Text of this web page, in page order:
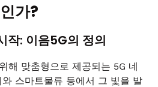
가?
작: 이음5G의 정의
해 맞춤형으로 제공되는 5G 네
스마트물류 등에서 그 빛을 발